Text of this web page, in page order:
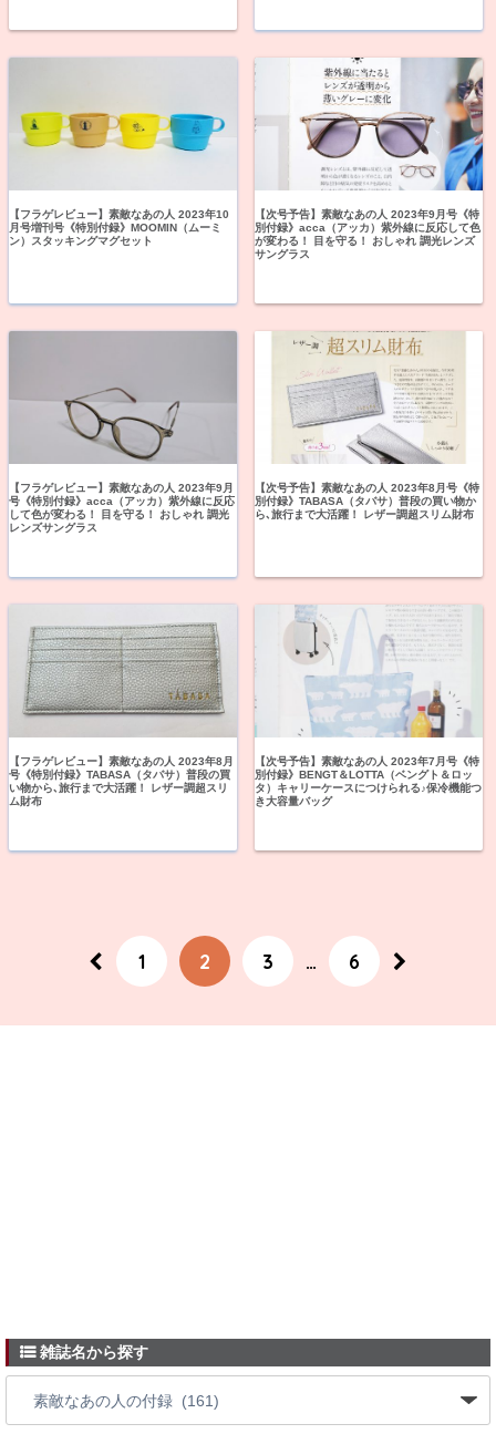
【フラゲレビュー】素敵なあの人 2023年10
月号増刊号《特別付録》MOOMIN（ムーミ
ン）スタッキングマグセット
【次号予告】素敵なあの人 2023年9月号《特
別付録》acca（アッカ）紫外線に反応して色
が変わる！ 目を守る！ おしゃれ 調光レンズ
サングラス
【フラゲレビュー】素敵なあの人 2023年9月
号《特別付録》acca（アッカ）紫外線に反応
して色が変わる！ 目を守る！ おしゃれ 調光
レンズサングラス
【次号予告】素敵なあの人 2023年8月号《特
別付録》TABASA（タバサ）普段の買い物か
ら､旅行まで大活躍！ レザー調超スリム財布
【フラゲレビュー】素敵なあの人 2023年8月
号《特別付録》TABASA（タバサ）普段の買
い物から､旅行まで大活躍！ レザー調超スリ
ム財布
【次号予告】素敵なあの人 2023年7月号《特
別付録》BENGT＆LOTTA（ベングト＆ロッ
タ）キャリーケースにつけられる♪保冷機能つ
き大容量バッグ
1 2 3 … 6
雑誌名から探す